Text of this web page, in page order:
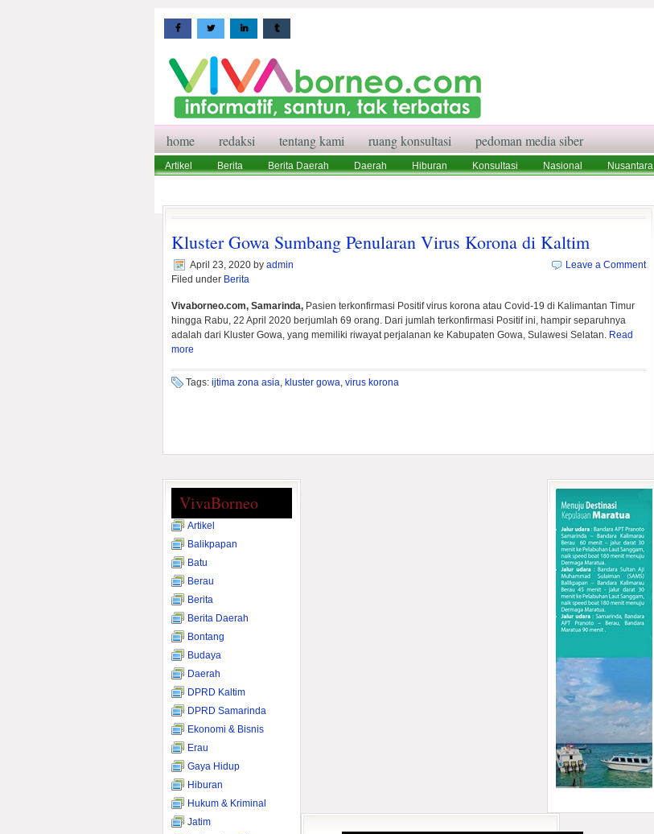
home redaksi tentang kami ruang konsultasi pedoman media siber
Artikel Berita Berita Daerah Daerah Hiburan Konsultasi Nasional Nusantara
Kluster Gowa Sumbang Penularan Virus Korona di Kaltim
April 23, 2020 by admin
Filed under Berita
Leave a Comment
Vivaborneo.com, Samarinda, Pasien terkonfirmasi Positif virus korona atau Covid-19 di Kalimantan Timur
hingga Rabu, 22 April 2020 berjumlah 69 orang. Dari jumlah terkonfirmasi Positif ini, hampir separuhnya
adalah dari Kluster Gowa, yang memiliki riwayat perjalanan ke Kabupaten Gowa, Sulawesi Selatan. Read
more
Tags: ijtima zona asia, kluster gowa, virus korona
VivaBorneo
Artikel
Balikpapan
Batu
Berau
Berita
Berita Daerah
Bontang
Budaya
Daerah
DPRD Kaltim
DPRD Samarinda
Ekonomi & Bisnis
Erau
Gaya Hidup
Hiburan
Hukum & Kriminal
Jatim